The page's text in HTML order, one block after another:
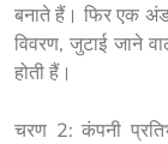
बनाते हैं। फिर एक
विवरण, जुटाई जाने
होती हैं।
चरण 2: कंपनी